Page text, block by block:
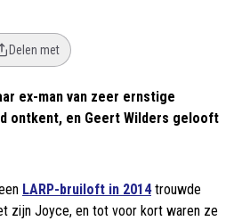
Delen met
ex-man van zeer ernstige
ontkent, en Geert Wilders gelooft
LARP-bruiloft in 2014trouwde
zijn Joyce, en tot voor kort waren ze